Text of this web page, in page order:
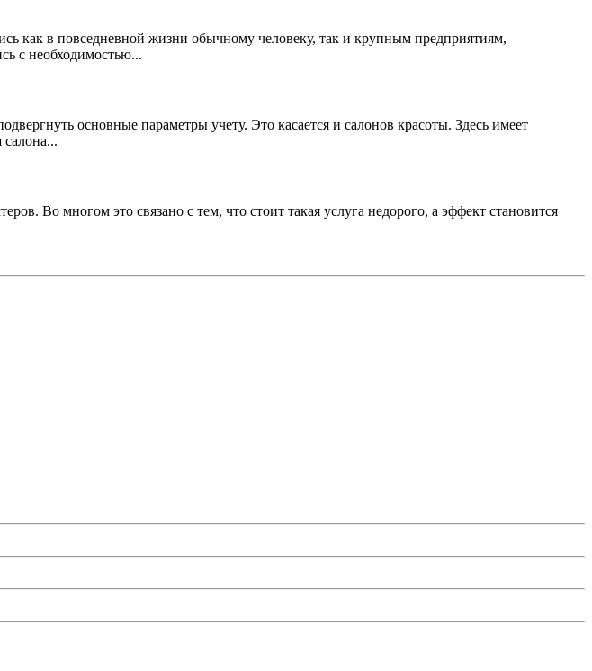
как в повседневной жизни обычному человеку, так и крупным предприятиям,
с необходимостью...
основные параметры учету. Это касается и салонов красоты. Здесь имеет
салона...
Во многом это связано с тем, что стоит такая услуга недорого, а эффект становится